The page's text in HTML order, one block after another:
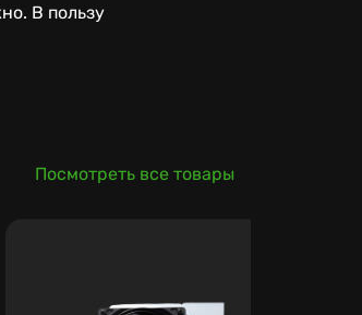
В пользу
Посмотреть все товары